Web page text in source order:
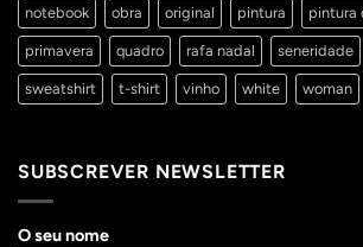
notebook obra original pintura pintura
primavera quadro rafa nadal seneridade
sweatshirt t-shirt vinho white woman
SUBSCREVER NEWSLETTER
O seu nome